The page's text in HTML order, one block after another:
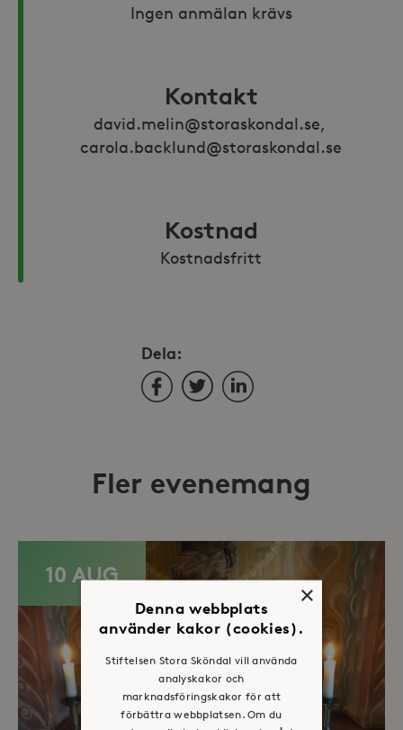
Ingen anmälan krävs
Kontakt
david.melin@storaskondal.se,
carola.backlund@storaskondal.se
Kostnad
Kostnadsfritt
Dela:
FacebookTwitterLinkedIn
Fler evenemang
10 AUG
×
Denna webbplats
använder kakor (cookies).
Stiftelsen Stora Sköndal vill använda
analyskakor och
marknadsföringskakor för att
förbättra webbplatsen. Om du